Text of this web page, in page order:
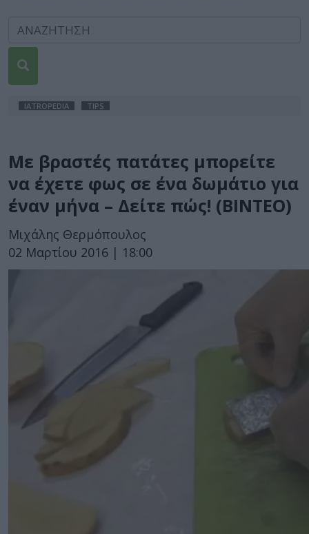
IATROPEDIA TIPS
Με βραστές πατάτες μπορείτε
να έχετε φως σε ένα δωμάτιο για
έναν μήνα – Δείτε πώς! (ΒΙΝΤΕΟ)
Μιχάλης Θερμόπουλος
02 Μαρτίου 2016 | 18:00